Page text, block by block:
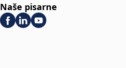
Naše pisarne